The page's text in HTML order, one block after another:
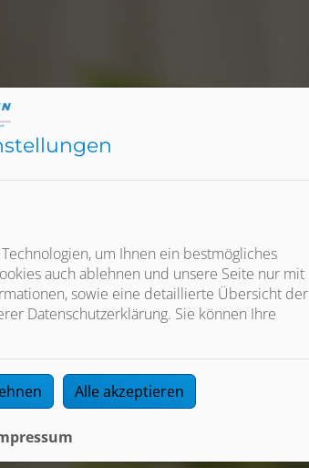
um Ihnen ein bestmögliches
auch ablehnen und unsere Seite nur mit
sowie eine detaillierte Übersicht der
Datenschutzerklärung. Sie können Ihre
Alle akzeptieren